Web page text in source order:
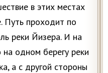
в этих местах
Путь проходит по
реки Йизера. И на
одном берегу реки
а с другой стороны